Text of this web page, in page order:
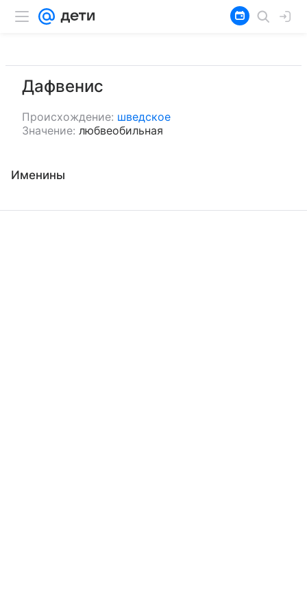
Дафвенис
Происхождение: шведское
Значение: любвеобильная
Именины